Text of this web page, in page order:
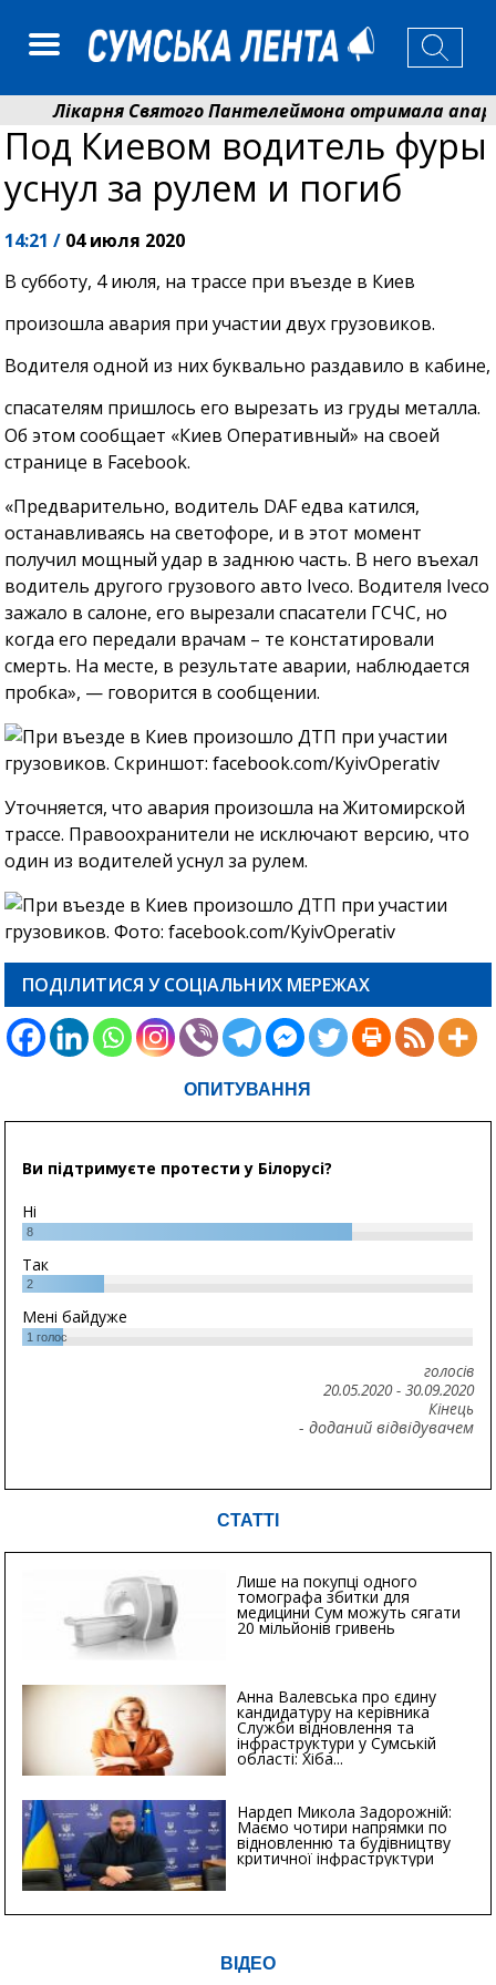
Лікарня Святого Пантелеймона отримала апарат
Артем Кобзар вручив родинам 20 полеглих Героїв
Под Киевом водитель фуры
уснул за рулем и погиб
14:21 / 04 июля 2020
В субботу, 4 июля, на трассе при въезде в Киев
произошла авария при участии двух грузовиков.
Водителя одной из них буквально раздавило в кабине,
спасателям пришлось его вырезать из груды металла.
Об этом сообщает «Киев Оперативный» на своей
странице в Facebook.
«Предварительно, водитель DAF едва катился,
останавливаясь на светофоре, и в этот момент
получил мощный удар в заднюю часть. В него въехал
водитель другого грузового авто Iveco. Водителя Iveco
зажало в салоне, его вырезали спасатели ГСЧС, но
когда его передали врачам – те констатировали
смерть. На месте, в результате аварии, наблюдается
пробка», — говорится в сообщении.
Уточняется, что авария произошла на Житомирской
трассе. Правоохранители не исключают версию, что
один из водителей уснул за рулем.
ПОДІЛИТИСЯ У СОЦІАЛЬНИХ МЕРЕЖАХ
ОПИТУВАННЯ
Ви підтримуєте протести у Білорусі?
Ні
8
Так
2
Мені байдуже
1 голос
голосів
20.05.2020- 30.09.2020
Кінець
- доданий відвідувачем
СТАТТІ
Лише на покупці одного
томографа збитки для
медицини Сум можуть сягати
20 мільйонів гривень
Анна Валевська про єдину
кандидатуру на керівника
Служби відновлення та
інфраструктури у Сумській
області: Хіба...
Нардеп Микола Задорожній:
Маємо чотири напрямки по
відновленню та будівництву
критичної інфраструктури
ВІДЕО